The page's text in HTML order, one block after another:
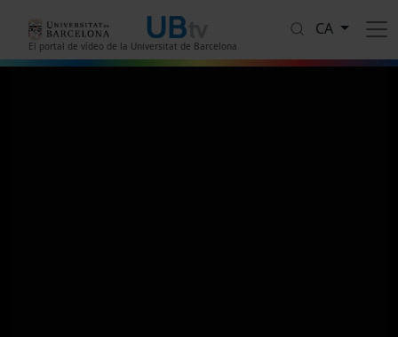
El portal de vídeo de la Universitat de Barcelona
CA